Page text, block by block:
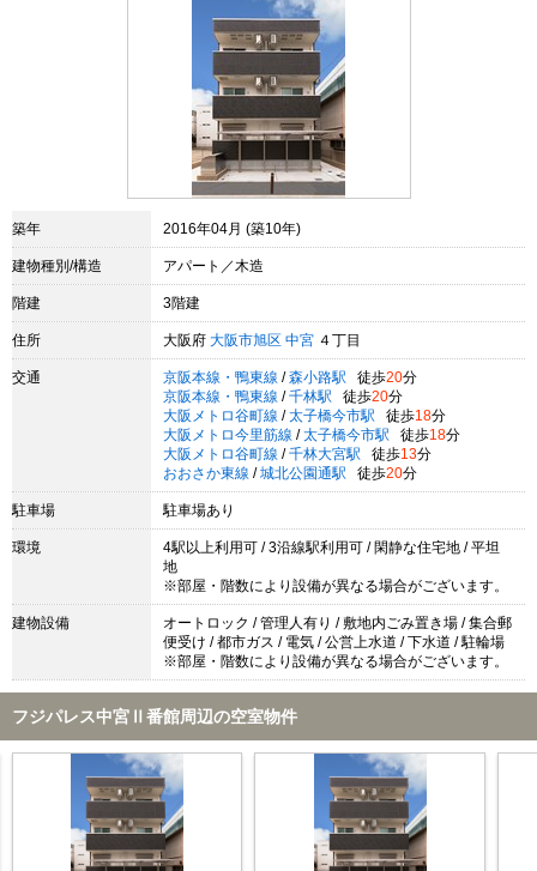
築年 2016年04月 (築10年)
建物種別/構造 アパート／木造
階建 3階建
住所 大阪府 大阪市旭区 中宮 ４丁目
交通 京阪本線・鴨東線 / 森小路駅 徒歩20分
京阪本線・鴨東線 / 千林駅 徒歩20分
大阪メトロ谷町線 / 太子橋今市駅 徒歩18分
大阪メトロ今里筋線 / 太子橋今市駅 徒歩18分
大阪メトロ谷町線 / 千林大宮駅 徒歩13分
おおさか東線 / 城北公園通駅 徒歩20分
駐車場 駐車場あり
環境
4駅以上利用可 / 3沿線駅利用可 / 閑静な住宅地 / 平坦
地
※部屋・階数により設備が異なる場合がございます。
建物設備
オートロック / 管理人有り / 敷地内ごみ置き場 / 集合郵
便受け / 都市ガス / 電気 / 公営上水道 / 下水道 / 駐輪場
※部屋・階数により設備が異なる場合がございます。
フジパレス中宮Ⅱ番館周辺の空室物件